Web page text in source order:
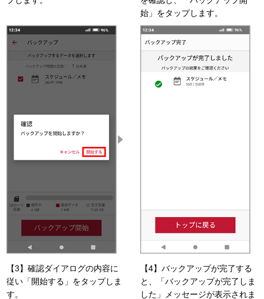
始」をタップします。
【3】確認ダイアログの内容に
従い「開始する」をタップしま
す。
【4】バックアップが完了する
と、「バックアップが完了しま
した」メッセージが表示されま